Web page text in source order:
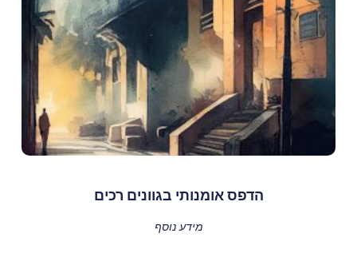
הדפס אומנותי בגוונים רכים
מידע נוסף